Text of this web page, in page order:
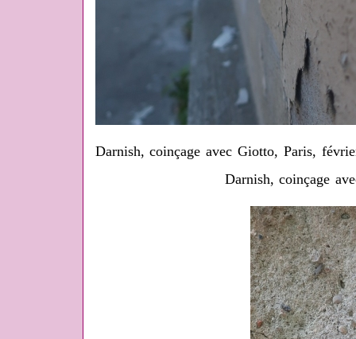
Darnish, coinçage avec Giotto, Paris,
Darnish, coinçage